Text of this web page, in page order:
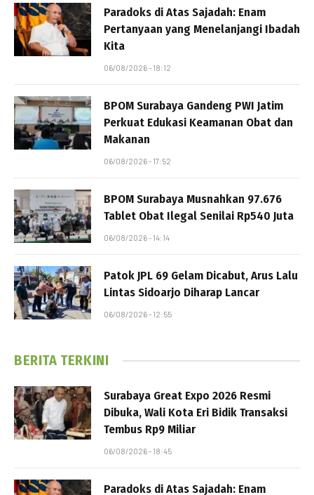
Paradoks di Atas Sajadah: Enam
Pertanyaan yang Menelanjangi Ibadah
Kita
06/08/2026 - 18:12
BPOM Surabaya Gandeng PWI Jatim
Perkuat Edukasi Keamanan Obat dan
Makanan
06/08/2026 - 17:52
BPOM Surabaya Musnahkan 97.676
Tablet Obat Ilegal Senilai Rp540 Juta
06/08/2026 - 14:14
Patok JPL 69 Gelam Dicabut, Arus Lalu
Lintas Sidoarjo Diharap Lancar
06/08/2026 - 12:55
BERITA TERKINI
Surabaya Great Expo 2026 Resmi
Dibuka, Wali Kota Eri Bidik Transaksi
Tembus Rp9 Miliar
06/08/2026 - 18:45
Paradoks di Atas Sajadah: Enam